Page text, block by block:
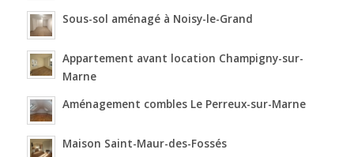
Sous-sol aménagé à Noisy-le-Grand
Appartement avant location Champigny-sur-
Marne
Aménagement combles Le Perreux-sur-Marne
Maison Saint-Maur-des-Fossés